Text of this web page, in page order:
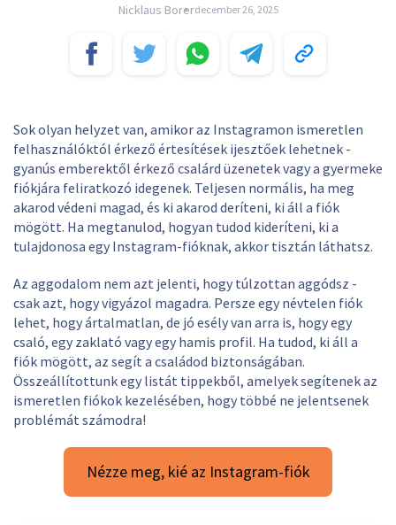
Nicklaus Borerdecember 26, 2025
Sok olyan helyzet van, amikor az Instagramon ismeretlen
felhasználóktól érkező értesítések ijesztőek lehetnek -
gyanús emberektől érkező csalárd üzenetek vagy a gyermeke
fiókjára feliratkozó idegenek. Teljesen normális, ha meg
akarod védeni magad, és ki akarod deríteni, ki áll a fiók
mögött. Ha megtanulod, hogyan tudod kideríteni, ki a
tulajdonosa egy Instagram-fióknak, akkor tisztán láthatsz.
Az aggodalom nem azt jelenti, hogy túlzottan aggódsz -
csak azt, hogy vigyázol magadra. Persze egy névtelen fiók
lehet, hogy ártalmatlan, de jó esély van arra is, hogy egy
csaló, egy zaklató vagy egy hamis profil. Ha tudod, ki áll a
fiók mögött, az segít a családod biztonságában.
Összeállítottunk egy listát tippekből, amelyek segítenek az
ismeretlen fiókok kezelésében, hogy többé ne jelentsenek
problémát számodra!
Nézze meg, kié az Instagram-fiók